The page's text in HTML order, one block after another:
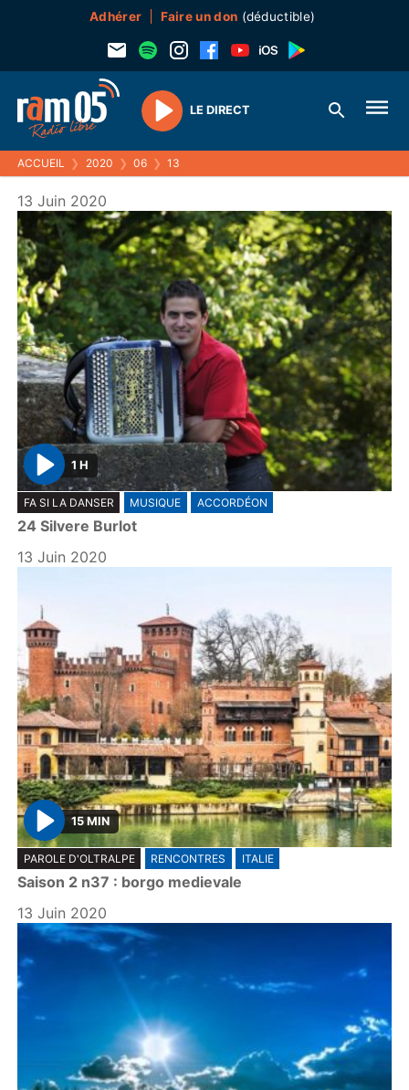
Adhérer Faire un don (déductible)
Play
LE DIRECT
ACCUEIL ❯ 2020 ❯ 06 ❯ 13
13 Juin 2020
P
l
a
y
1 H
FA SI LA DANSER MUSIQUE ACCORDÉON
24 Silvere Burlot
13 Juin 2020
P
l
a
y
15 MIN
PAROLE D'OLTRALPE RENCONTRES ITALIE
Saison 2 n37 : borgo medievale
13 Juin 2020